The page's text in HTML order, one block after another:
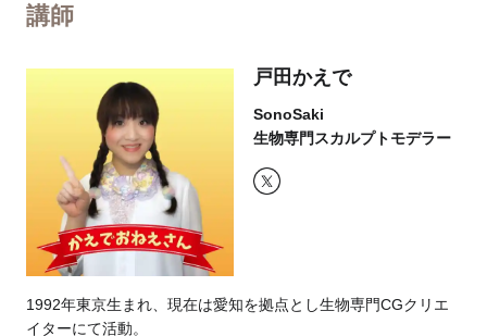
講師
戸田かえで
SonoSaki
生物専門スカルプトモデラー
1992年東京生まれ、現在は愛知を拠点とし生物専門CGクリエ
イターにて活動。